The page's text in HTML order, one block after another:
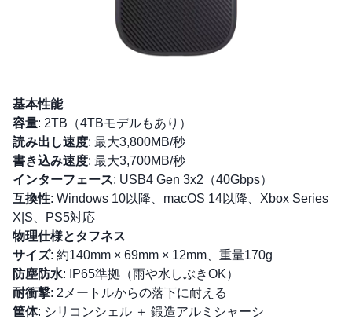
基本性能
容量: 2TB（4TBモデルもあり）
読み出し速度: 最大3,800MB/秒
書き込み速度: 最大3,700MB/秒
インターフェース: USB4 Gen 3x2（40Gbps）
互換性: Windows 10以降、macOS 14以降、Xbox Series
X|S、PS5対応
物理仕様とタフネス
サイズ: 約140mm × 69mm × 12mm、重量170g
防塵防水: IP65準拠（雨や水しぶきOK）
耐衝撃: 2メートルからの落下に耐える
筐体: シリコンシェル ＋ 鍛造アルミシャーシ